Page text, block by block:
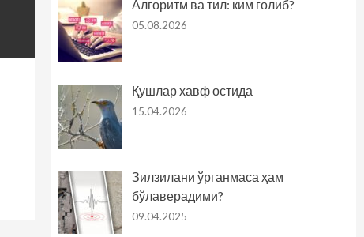
Алгоритм ва тил: ким ғолиб?
05.08.2026
Қушлар хавф остида
15.04.2026
Зилзилани ўрганмаса ҳам
бўлаверадими?
09.04.2025